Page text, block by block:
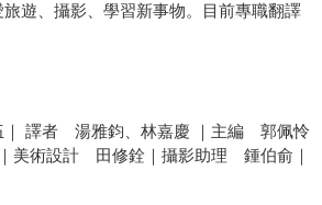
遊、攝影、學習新事物。目前專職翻譯
譯者 湯雅鈞、林嘉慶 ｜主編 郭佩怜
｜美術設計 田修銓｜攝影助理 鍾伯俞｜